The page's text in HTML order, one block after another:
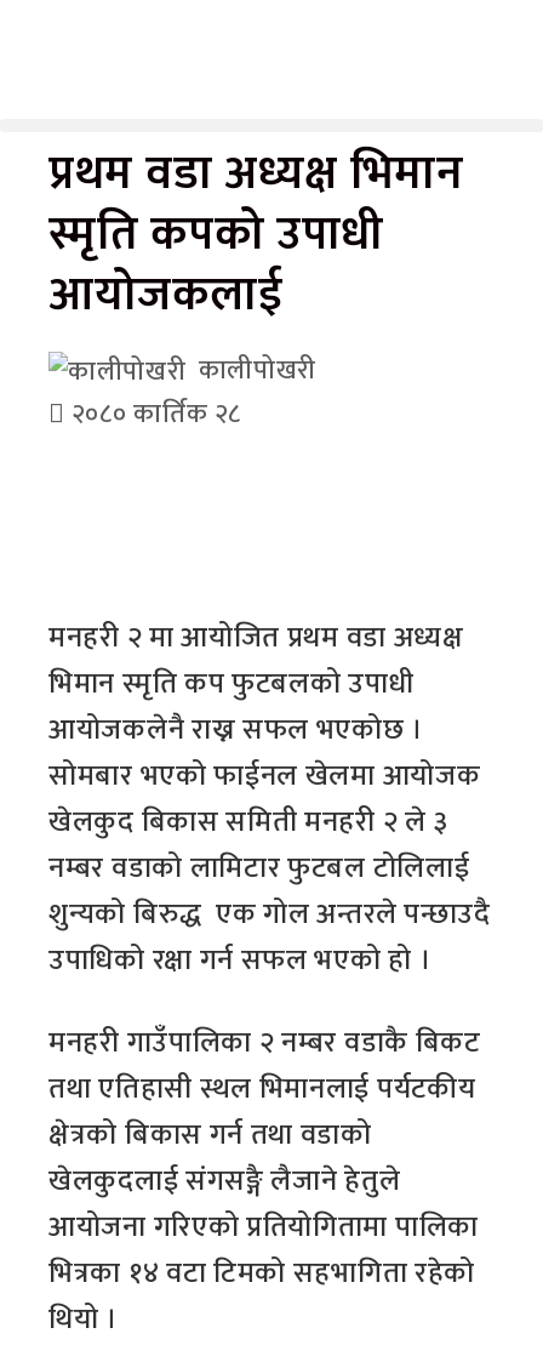
प्रथम वडा अध्यक्ष भिमान
स्मृति कपको उपाधी
आयोजकलाई
कालीपोखरी
२०८० कार्तिक २८
मनहरी २ मा आयोजित प्रथम वडा अध्यक्ष
भिमान स्मृति कप फुटबलको उपाधी
आयोजकलेनै राख्न सफल भएकोछ ।
सोमबार भएको फाईनल खेलमा आयोजक
खेलकुद बिकास समिती मनहरी २ ले ३
नम्बर वडाको लामिटार फुटबल टोलिलाई
शुन्यको बिरुद्ध एक गोल अन्तरले पन्छाउदै
उपाधिको रक्षा गर्न सफल भएको हो ।
मनहरी गाउँपालिका २ नम्बर वडाकै बिकट
तथा एतिहासी स्थल भिमानलाई पर्यटकीय
क्षेत्रको बिकास गर्न तथा वडाको
खेलकुदलाई संगसङ्गै लैजाने हेतुले
आयोजना गरिएको प्रतियोगितामा पालिका
भित्रका १४ वटा टिमको सहभागिता रहेको
थियो ।